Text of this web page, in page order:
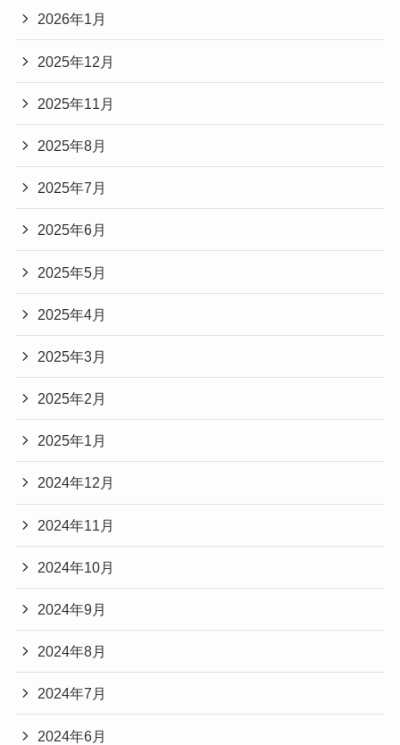
2026年1月
2025年12月
2025年11月
2025年8月
2025年7月
2025年6月
2025年5月
2025年4月
2025年3月
2025年2月
2025年1月
2024年12月
2024年11月
2024年10月
2024年9月
2024年8月
2024年7月
2024年6月